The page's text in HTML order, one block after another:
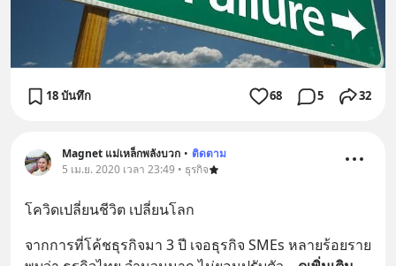
18 บันทึก 68 5 32
Magnet แม่เหล็กพลังบวก • ติดตาม
5 เม.ย. 2020 เวลา 23:49 • ธุรกิจ
โควิดเปลี่ยนชีวิต เปลี่ยนโลก
จากการที่โค้ชธุรกิจมา 3 ปี เจอธุรกิจ SMEs หลายร้อยราย